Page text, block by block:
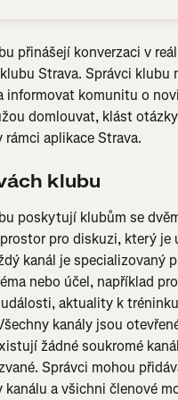
přinášejí konverzaci v
Strava. Správci klubu
informovat komunitu o
domlouvat, klást
rámci aplikace Strava.
klubu
poskytují klubům se
pro diskuzi, který je
kanál je specializovaný
nebo účel, například
aktuality k
kanály jsou
žádné soukromé
Správci mohou
kanálu a všichni členové